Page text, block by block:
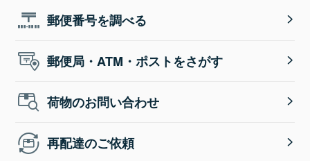
郵便番号を調べる
郵便局・ATM・ポストをさがす
荷物のお問い合わせ
再配達のご依頼